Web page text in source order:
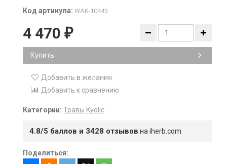
Код артикула: WAK-10443
4 470 ₽
Купить
Добавить в желания
Добавить к сравнению
Категории: Травы Kyolic
4.8/5 баллов и 3428 отзывов на iherb.com
Поделиться: